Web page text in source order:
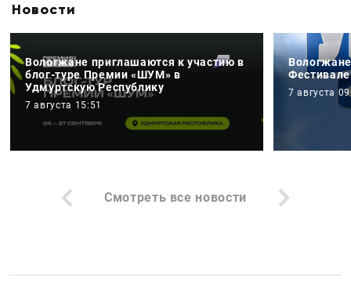
Новости
Вологжане приглашаются к участию в
блог-туре Премии «ШУМ» в
Удмуртскую Республику
7 августа 15:51
7 августа
Смотреть все новости